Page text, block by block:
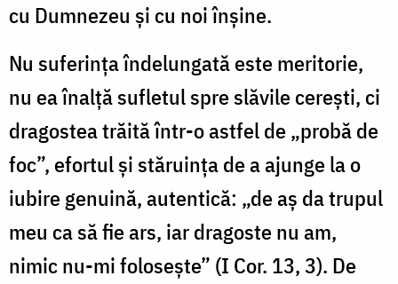
cu Dumnezeu și cu noi înșine.
Nu suferința îndelungată este meritorie,
nu ea înalță sufletul spre slăvile cerești, ci
dragostea trăită într-o astfel de „probă de
foc”, efortul și stăruința de a ajunge la o
iubire genuină, autentică: „de aş da trupul
meu ca să fie ars, iar dragoste nu am,
nimic nu-mi foloseşte” (I Cor. 13, 3). De